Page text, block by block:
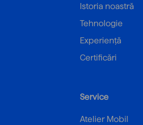
Istoria noastră
Tehnologie
Experiență
Certificări
Service
Atelier Mobil